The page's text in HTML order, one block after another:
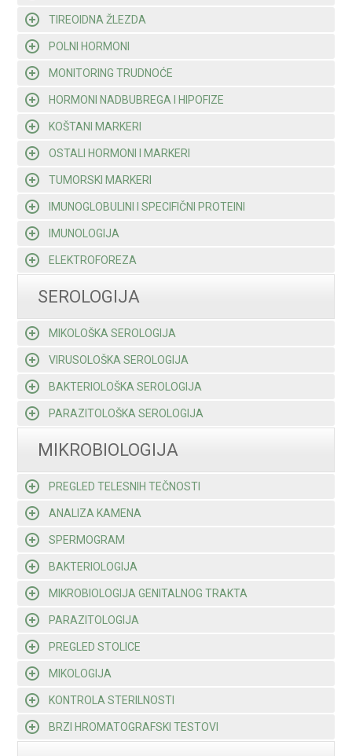
TIREOIDNA ŽLEZDA
POLNI HORMONI
MONITORING TRUDNOĆE
HORMONI NADBUBREGA I HIPOFIZE
KOŠTANI MARKERI
OSTALI HORMONI I MARKERI
TUMORSKI MARKERI
IMUNOGLOBULINI I SPECIFIČNI PROTEINI
IMUNOLOGIJA
ELEKTROFOREZA
SEROLOGIJA
MIKOLOŠKA SEROLOGIJA
VIRUSOLOŠKA SEROLOGIJA
BAKTERIOLOŠKA SEROLOGIJA
PARAZITOLOŠKA SEROLOGIJA
MIKROBIOLOGIJA
PREGLED TELESNIH TEČNOSTI
ANALIZA KAMENA
SPERMOGRAM
BAKTERIOLOGIJA
MIKROBIOLOGIJA GENITALNOG TRAKTA
PARAZITOLOGIJA
PREGLED STOLICE
MIKOLOGIJA
KONTROLA STERILNOSTI
BRZI HROMATOGRAFSKI TESTOVI